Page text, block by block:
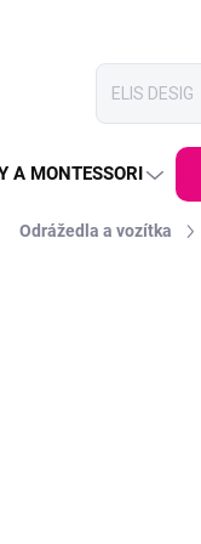
A MONTESSORI
Odrážedla a vozítka